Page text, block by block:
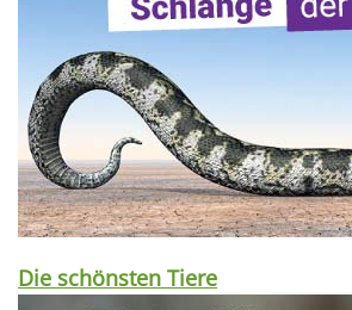
Die schönsten Tiere